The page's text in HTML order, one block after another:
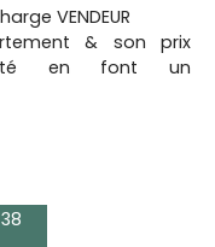
VENDEUR
& son prix
en font un